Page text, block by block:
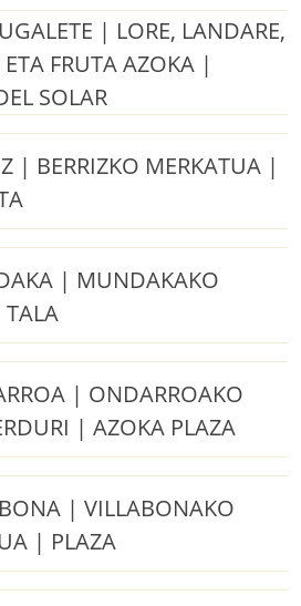
| LORE, LANDARE,
ETA FRUTA AZOKA |
SOLAR
| BERRIZKO MERKATUA |
| MUNDAKAKO
| ONDARROAKO
| AZOKA PLAZA
| VILLABONAKO
| PLAZA